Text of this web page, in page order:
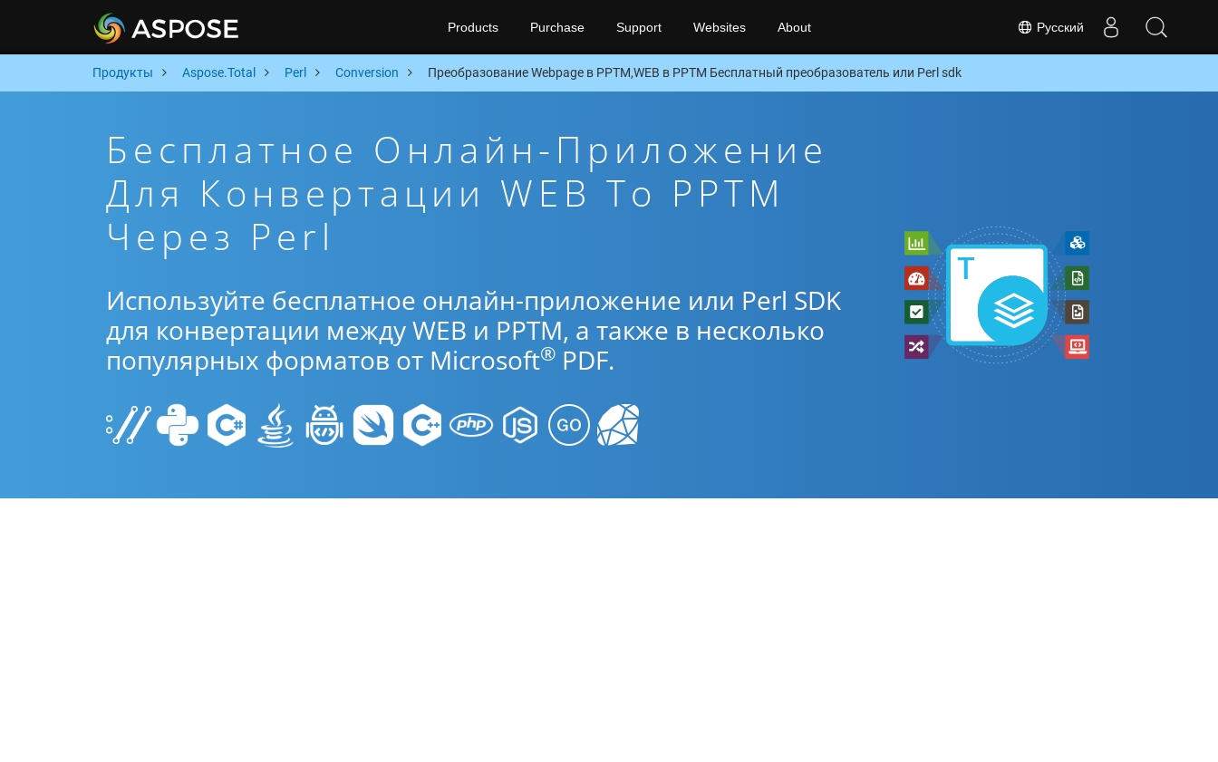
Русский
Products Purchase Support Websites About
Продукты Aspose.Total Perl Conversion Преобразование Webpage в PPTM,WEB в PPTM Бесплатный преобразователь или Perl sdk
Бесплатное Онлайн-Приложение
Для Конвертации WEB To PPTM
Через Perl
Используйте бесплатное онлайн-приложение или Perl SDK
для конвертации между WEB и PPTM, а также в несколько
популярных форматов от Microsoft® PDF.